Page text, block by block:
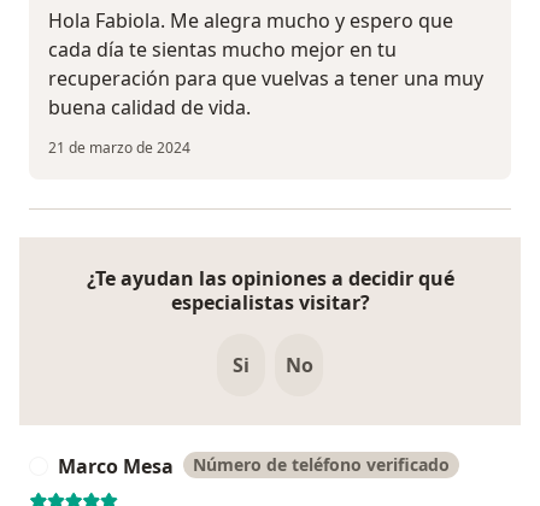
Hola Fabiola. Me alegra mucho y espero que
cada día te sientas mucho mejor en tu
recuperación para que vuelvas a tener una muy
buena calidad de vida.
21 de marzo de 2024
¿Te ayudan las opiniones a decidir qué
especialistas visitar?
Si No
Marco Mesa Número de teléfono verificado